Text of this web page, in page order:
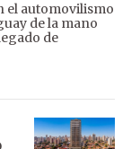
el automovilismo
de la mano
de